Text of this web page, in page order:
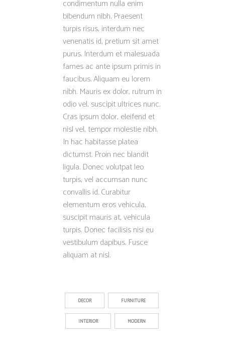
condimentum nulla enim
bibendum nibh. Praesent
turpis risus, interdum nec
venenatis id, pretium sit amet
purus. Interdum et malesuada
fames ac ante ipsum primis in
faucibus. Aliquam eu lorem
nibh. Mauris ex dolor, rutrum in
odio vel, suscipit ultrices nunc.
Cras ipsum dolor, eleifend et
nisl vel, tempor molestie nibh.
In hac habitasse platea
dictumst. Proin nec blandit
ligula. Donec volutpat leo
turpis, vel accumsan nunc
convallis id. Curabitur
elementum eros vehicula,
suscipit mauris at, vehicula
turpis. Donec facilisis nisi eu
vestibulum dapibus. Fusce
aliquam at nisl.
DECOR FURNITURE
INTERIOR MODERN